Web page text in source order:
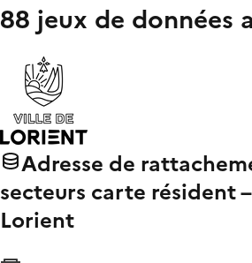
88 jeux de données
Adresse de
secteurs carte résident
Lorient